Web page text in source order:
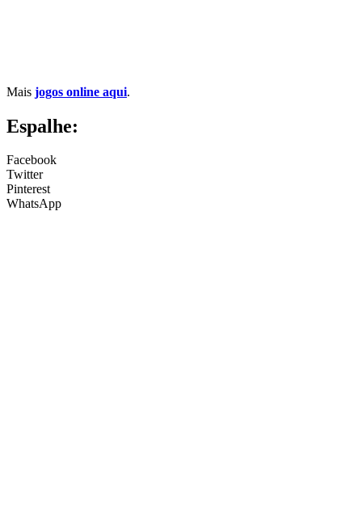
Mais jogos online aqui.
Espalhe:
Facebook
Twitter
Pinterest
WhatsApp